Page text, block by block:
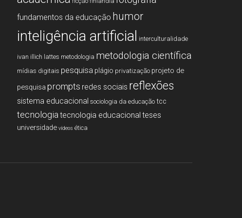
fundamentos da educação humor
inteligência artificial interculturalidade
ivan illich lattes metodologia metodologia cientí­fica
mí­dias digitais pesquisa plágio privatização projeto de
pesquisa prompts redes sociais reflexões
sistema educacional sociologia da educação tcc
tecnologia tecnologia educacional teses
universidade vídeos ética